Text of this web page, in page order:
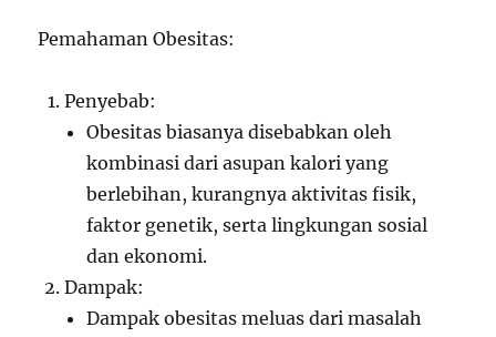
Pemahaman Obesitas:
Penyebab:
Obesitas biasanya disebabkan oleh
kombinasi dari asupan kalori yang
berlebihan, kurangnya aktivitas fisik,
faktor genetik, serta lingkungan sosial
dan ekonomi.
Dampak:
Dampak obesitas meluas dari masalah